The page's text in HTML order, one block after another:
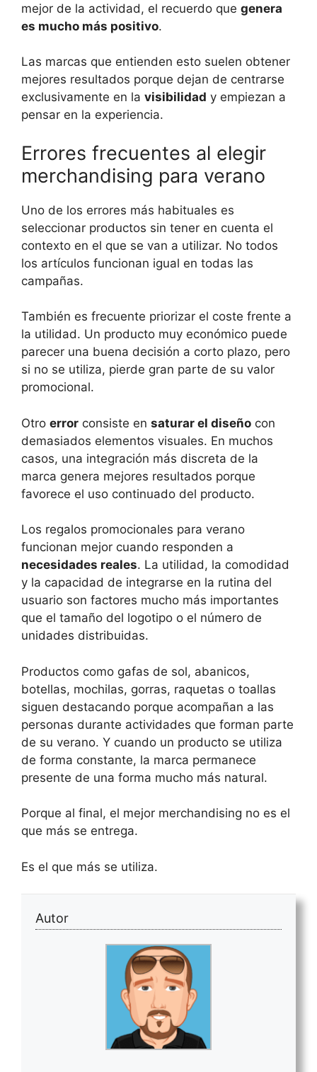
mejor de la actividad, el recuerdo que genera
es mucho más positivo.
Las marcas que entienden esto suelen obtener
mejores resultados porque dejan de centrarse
exclusivamente en la visibilidad y empiezan a
pensar en la experiencia.
Errores frecuentes al elegir
merchandising para verano
Uno de los errores más habituales es
seleccionar productos sin tener en cuenta el
contexto en el que se van a utilizar. No todos
los artículos funcionan igual en todas las
campañas.
También es frecuente priorizar el coste frente a
la utilidad. Un producto muy económico puede
parecer una buena decisión a corto plazo, pero
si no se utiliza, pierde gran parte de su valor
promocional.
Otro error consiste en saturar el diseño con
demasiados elementos visuales. En muchos
casos, una integración más discreta de la
marca genera mejores resultados porque
favorece el uso continuado del producto.
Los regalos promocionales para verano
funcionan mejor cuando responden a
necesidades reales. La utilidad, la comodidad
y la capacidad de integrarse en la rutina del
usuario son factores mucho más importantes
que el tamaño del logotipo o el número de
unidades distribuidas.
Productos como gafas de sol, abanicos,
botellas, mochilas, gorras, raquetas o toallas
siguen destacando porque acompañan a las
personas durante actividades que forman parte
de su verano. Y cuando un producto se utiliza
de forma constante, la marca permanece
presente de una forma mucho más natural.
Porque al final, el mejor merchandising no es el
que más se entrega.
Es el que más se utiliza.
Autor